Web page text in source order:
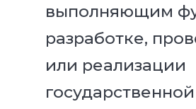
выполняющим
разработке,
или реализации